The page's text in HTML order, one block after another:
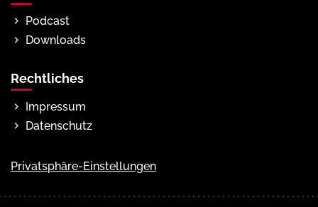
Podcast
Downloads
Rechtliches
Impressum
Datenschutz
Privatsphäre-Einstellungen